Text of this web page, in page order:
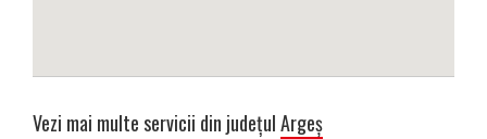
Vezi mai multe servicii din județulArgeș